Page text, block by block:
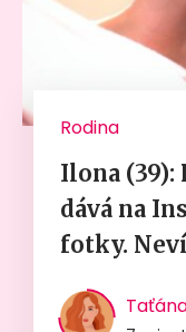
Rodina
Ilona (39):
dává na
fotky.